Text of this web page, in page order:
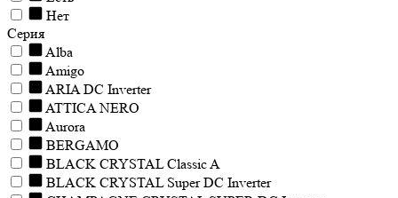
Нет
Серия
Alba
Amigo
ARIA DC Inverter
ATTICA NERO
Aurora
BERGAMO
BLACK CRYSTAL Classic A
BLACK CRYSTAL Super DC Inverter